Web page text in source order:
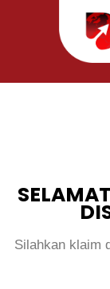
Silahkan klaim